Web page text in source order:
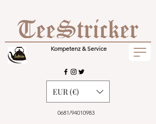
Kompetenz & Service
0681/94010983
EUR (€)